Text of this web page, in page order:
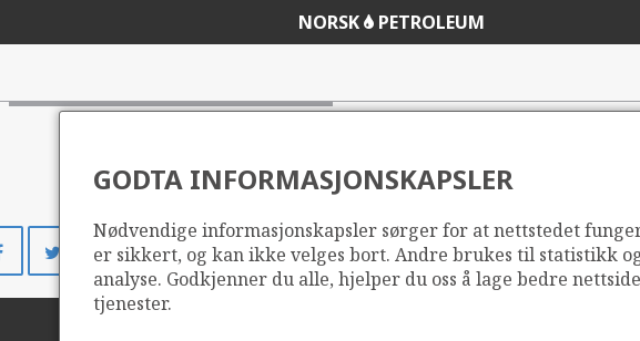
NORSK PETROLEUM
på
Facebook
Del
på
Twitter
Del
på
LinkedIn
Del
i
e-
GODTA INFORMASJONSKAPSLER
Nødvendige informasjonskapsler sørger for at nettstedet
er sikkert, og kan ikke velges bort. Andre brukes til statistikk
analyse. Godkjenner du alle, hjelper du oss å lage bedre
tjenester.